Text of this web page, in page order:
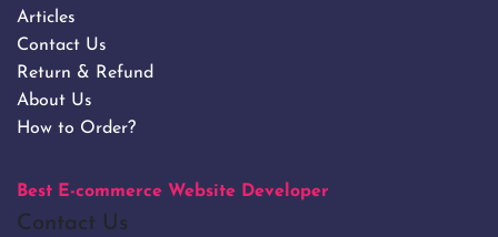
Articles
Contact Us
Return & Refund
About Us
How to Order?
Best E-commerce Website Developer
Contact Us